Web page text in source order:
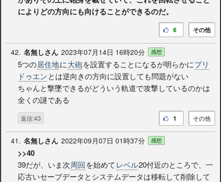
によりどの方向にも向けることができるのだ。
その他
6
42. 名無しさん 2023年07月14日 16時20分 感想
5つの居住地に大砲を設置することになるが明らかにプリ
ドゥエンとは逆向きの方向に設置しても問題がない
ちゃんと撃墜できるがどういう軌道で攻撃しているのかは
全くの謎である
返信:43 その他
1
41. 名無しさん 2022年09月07日 01時37分 感想
>>40
39だが、いま次周回を始めて レベル20付近のところで、一
応古いセーブデータとシステムデータは移転して削除して